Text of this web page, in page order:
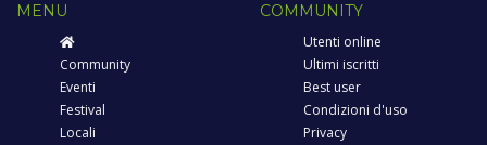
MENU
Community
Eventi
Festival
Locali
COMMUNITY
Utenti online
Ultimi iscritti
Best user
Condizioni d'uso
Privacy